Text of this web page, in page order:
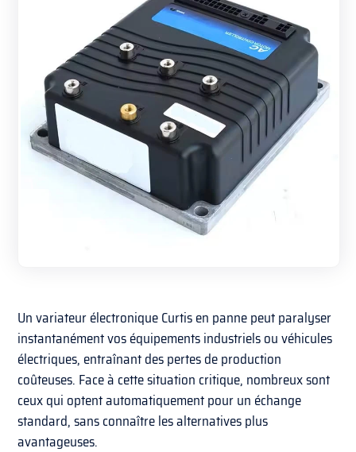
Un variateur électronique Curtis en panne peut paralyser
instantanément vos équipements industriels ou véhicules
électriques, entraînant des pertes de production
coûteuses. Face à cette situation critique, nombreux sont
ceux qui optent automatiquement pour un échange
standard, sans connaître les alternatives plus
avantageuses.